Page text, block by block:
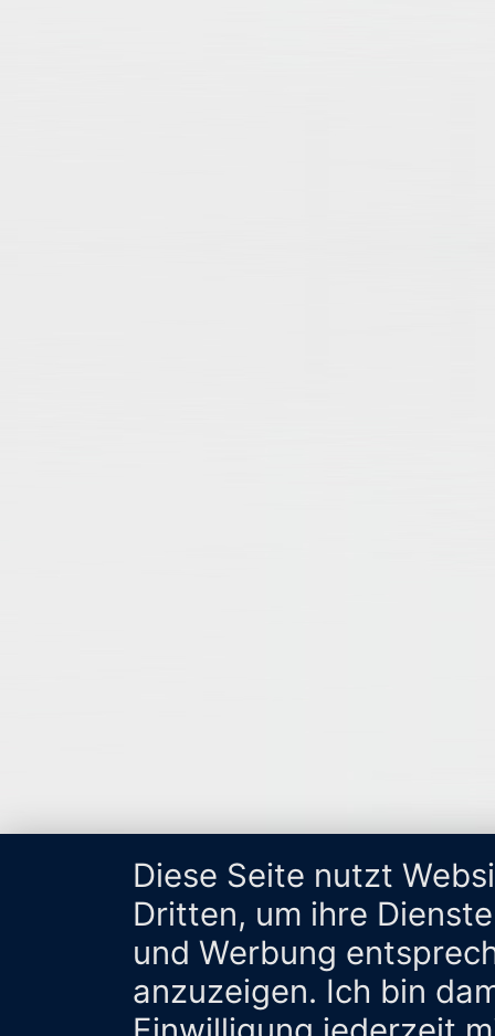
Diese Seite nutzt
Dritten, um ihre
und Werbung
anzuzeigen. Ich bin